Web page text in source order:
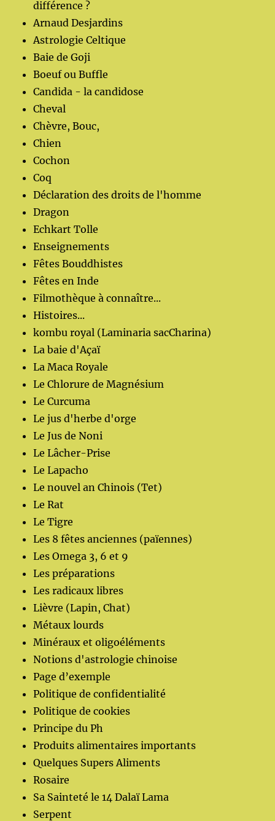
différence ?
Arnaud Desjardins
Astrologie Celtique
Baie de Goji
Boeuf ou Buffle
Candida - la candidose
Cheval
Chèvre, Bouc,
Chien
Cochon
Coq
Déclaration des droits de l'homme
Dragon
Echkart Tolle
Enseignements
Fêtes Bouddhistes
Fêtes en Inde
Filmothèque à connaître...
Histoires...
kombu royal (Laminaria sacCharina)
La baie d'Açaï
La Maca Royale
Le Chlorure de Magnésium
Le Curcuma
Le jus d'herbe d'orge
Le Jus de Noni
Le Lâcher-Prise
Le Lapacho
Le nouvel an Chinois (Tet)
Le Rat
Le Tigre
Les 8 fêtes anciennes (païennes)
Les Omega 3, 6 et 9
Les préparations
Les radicaux libres
Lièvre (Lapin, Chat)
Métaux lourds
Minéraux et oligoéléments
Notions d'astrologie chinoise
Page d’exemple
Politique de confidentialité
Politique de cookies
Principe du Ph
Produits alimentaires importants
Quelques Supers Aliments
Rosaire
Sa Sainteté le 14 Dalaï Lama
Serpent